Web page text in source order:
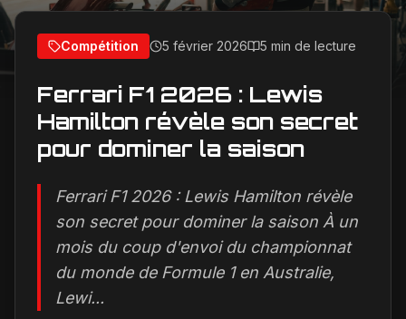
Compétition 5 février 2026 5 min de lecture
Ferrari F1 2026 : Lewis
Hamilton révèle son secret
pour dominer la saison
Ferrari F1 2026 : Lewis Hamilton révèle
son secret pour dominer la saison À un
mois du coup d'envoi du championnat
du monde de Formule 1 en Australie,
Lewi...